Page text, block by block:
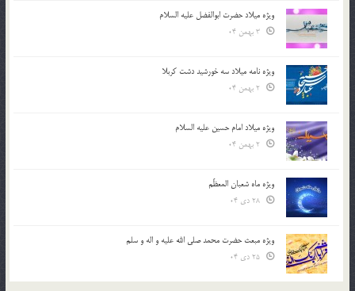
ویژه میلاد حضرت ابوالفضل علیه السلام
ویژه نامه میلاد سه خورشید دشت کربلا
ویژه میلاد امام حسین علیه السلام
ویژه ماه شعبان المعظّم
ویژه مبعث حضرت محمد صلی الله علیه و اله و سلم